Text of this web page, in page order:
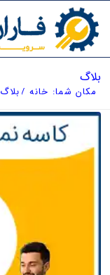
بلاگ
مکان شما: خانه /بلاگ